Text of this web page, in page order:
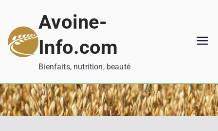
contenu
Avoine-
Info.com
Bienfaits, nutrition, beauté